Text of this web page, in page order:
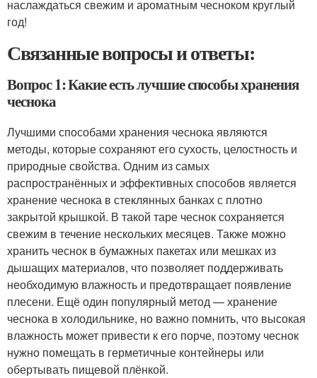
наслаждаться свежим и ароматным чесноком круглый
год!
Связанные вопросы и ответы:
Вопрос 1: Какие есть лучшие способы хранения
чеснока
Лучшими способами хранения чеснока являются
методы, которые сохраняют его сухость, целостность и
природные свойства. Одним из самых
распространённых и эффективных способов является
хранение чеснока в стеклянных банках с плотно
закрытой крышкой. В такой таре чеснок сохраняется
свежим в течение нескольких месяцев. Также можно
хранить чеснок в бумажных пакетах или мешках из
дышащих материалов, что позволяет поддерживать
необходимую влажность и предотвращает появление
плесени. Ещё один популярный метод — хранение
чеснока в холодильнике, но важно помнить, что высокая
влажность может привести к его порче, поэтому чеснок
нужно помещать в герметичные контейнеры или
обертывать пищевой плёнкой.